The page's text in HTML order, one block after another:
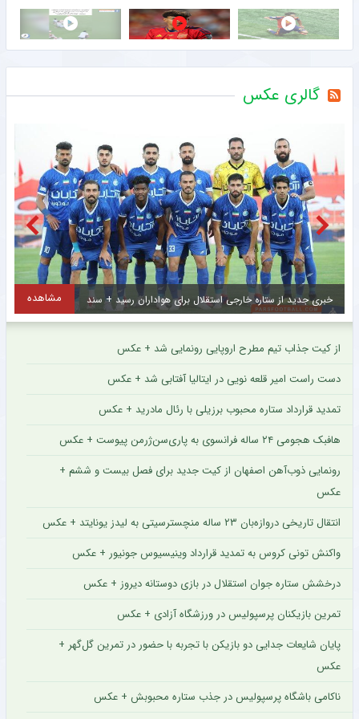
گالری عکس
خبری جدید از ستاره خارجی استقلال برای هواداران رسید + سند مشاهده
از کیت جذاب تیم مطرح اروپایی رونمایی شد + عکس
دست راست امیر قلعه نویی در ایتالیا آفتابی شد + عکس
تمدید قرارداد ستاره محبوب برزیلی با رئال مادرید + عکس
هافبک هجومی ۲۴ ساله فرانسوی به پاری‌سن‌ژرمن پیوست + عکس
رونمایی ذوب‌آهن اصفهان از کیت جدید برای فصل بیست و ششم +
عکس
انتقال تاریخی دروازه‌بان ۲۳ ساله منچسترسیتی به لیدز یونایتد + عکس
واکنش تونی کروس به تمدید قرارداد وینیسیوس جونیور + عکس
درخشش ستاره جوان استقلال در بازی دوستانه دیروز + عکس
تمرین بازیکنان پرسپولیس در ورزشگاه آزادی + عکس
پایان شایعات جدایی دو بازیکن با تجربه با حضور در تمرین گل‌گهر +
عکس
ناکامی باشگاه پرسپولیس در جذب ستاره محبوبش + عکس